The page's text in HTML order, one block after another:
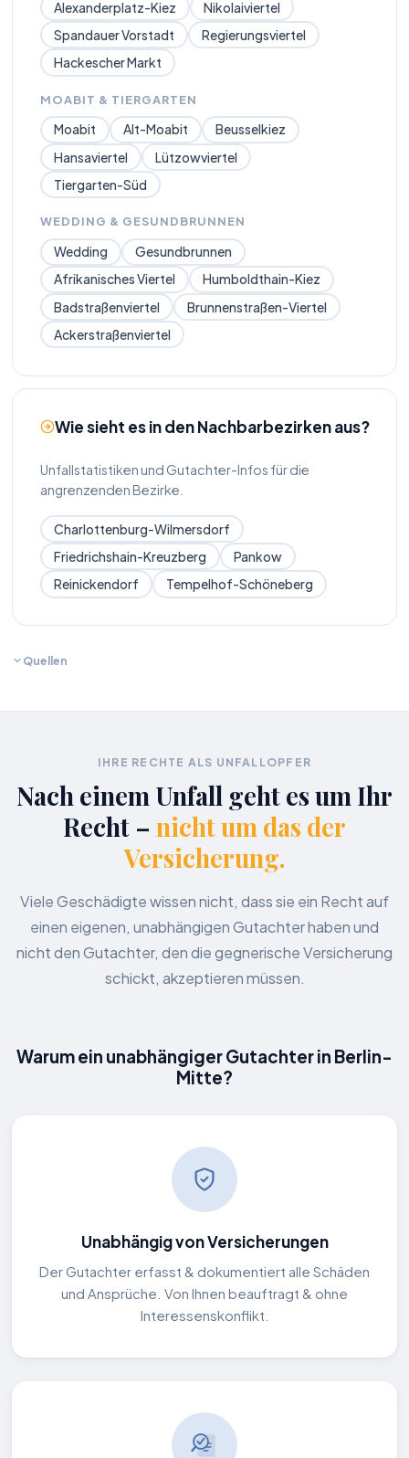
Alexanderplatz-Kiez
Nikolaiviertel
Spandauer Vorstadt
Regierungsviertel
Hackescher Markt
MOABIT & TIERGARTEN
Moabit Alt-Moabit
Beusselkiez
Hansaviertel
Lützowviertel
Tiergarten-Süd
WEDDING & GESUNDBRUNNEN
Wedding
Gesundbrunnen
Afrikanisches Viertel
Humboldthain-Kiez
Badstraßenviertel
Brunnenstraßen-Viertel
Ackerstraßenviertel
Wie sieht es in den Nachbarbezirken aus?
Unfallstatistiken und Gutachter-Infos für die
angrenzenden Bezirke.
Charlottenburg-Wilmersdorf
Friedrichshain-Kreuzberg
Pankow
Reinickendorf
Tempelhof-Schöneberg
Quellen
IHRE RECHTE ALS UNFALLOPFER
Nach einem Unfall geht es um Ihr
Recht – nicht um das der
Versicherung.
Viele Geschädigte wissen nicht, dass sie ein Recht auf
einen eigenen, unabhängigen Gutachter haben und
nicht den Gutachter, den die gegnerische Versicherung
schickt, akzeptieren müssen.
Warum ein unabhängiger Gutachter in Berlin-
Mitte?
Unabhängig von Versicherungen
Der Gutachter erfasst & dokumentiert alle Schäden
und Ansprüche. Von Ihnen beauftragt & ohne
Interessenskonflikt.